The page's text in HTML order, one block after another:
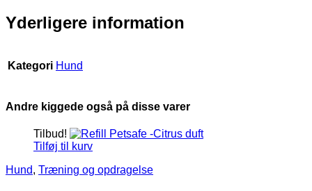
Yderligere information
Kategori Hund
Andre kiggede også på disse varer
Tilbud!
Tilføj til kurv
Hund, Træning og opdragelse